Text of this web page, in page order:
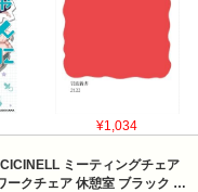
¥1,034
ミーティングチェア
ークチェア 休憩室 ブラック …